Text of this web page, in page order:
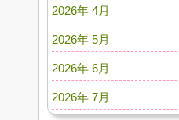
2026年 4月
2026年 5月
2026年 6月
2026年 7月